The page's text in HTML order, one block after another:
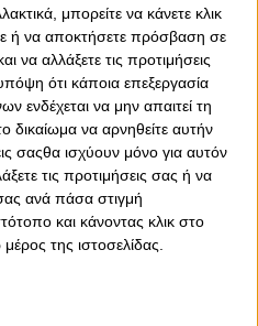
μπορείτε να κάνετε κλικ
ή να αποκτήσετε πρόσβαση σε
να αλλάξετε τις προτιμήσεις
ότι κάποια επεξεργασία
ενδέχεται να μην απαιτεί τη
δικαίωμα να αρνηθείτε αυτήν
σαςθα ισχύουν μόνο για αυτόν
τις προτιμήσεις σας ή να
ανά πάσα στιγμή
και κάνοντας κλικ στο
της ιστοσελίδας.
επιστρέφει σήμερα,
Συγκεκριμένα, το
SPORT 1HD), ο Θρύλος
στην Ερμούλη, για την 4
του θεσμού, με στόχο το
καλή εμφάνιση.
Κύπελλο, μετρούν δύο
2-1 επί του Αστέρα στην
Βόλο στο «Γ.